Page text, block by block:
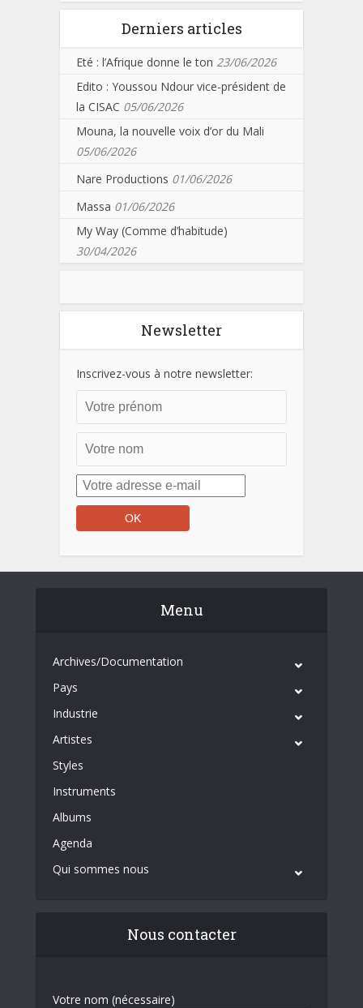
Derniers articles
Eté : l’Afrique donne le ton 23/06/2026
Edito : Youssou Ndour vice-président de
la CISAC 05/06/2026
Mouna, la nouvelle voix d’or du Mali
05/06/2026
Nare Productions 01/06/2026
Massa 01/06/2026
My Way (Comme d’habitude)
30/04/2026
Newsletter
Inscrivez-vous à notre newsletter:
Menu
Archives/Documentation
Pays
Industrie
Artistes
Styles
Instruments
Albums
Agenda
Qui sommes nous
Nous contacter
Votre nom (nécessaire)